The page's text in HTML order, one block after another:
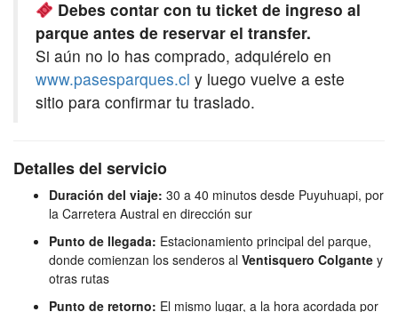
Debes contar con tu ticket de ingreso al
parque antes de reservar el transfer.
Si aún no lo has comprado, adquiérelo en
www.pasesparques.cl y luego vuelve a este
sitio para confirmar tu traslado.
Detalles del servicio
Duración del viaje: 30 a 40 minutos desde Puyuhuapi, por
la Carretera Austral en dirección sur
Punto de llegada: Estacionamiento principal del parque,
donde comienzan los senderos al Ventisquero Colgante y
otras rutas
Punto de retorno: El mismo lugar, a la hora acordada por